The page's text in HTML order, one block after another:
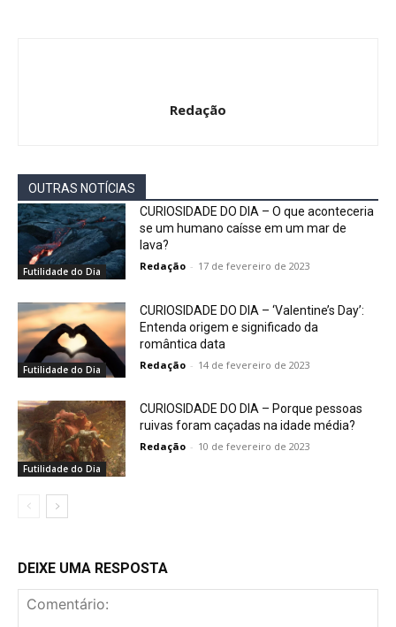
Redação
OUTRAS NOTÍCIAS
Futilidade do Dia
CURIOSIDADE DO DIA – O que aconteceria
se um humano caísse em um mar de
lava?
Redação - 17 de fevereiro de 2023
Futilidade do Dia
CURIOSIDADE DO DIA – ‘Valentine’s Day’:
Entenda origem e significado da
romântica data
Redação - 14 de fevereiro de 2023
Futilidade do Dia
CURIOSIDADE DO DIA – Porque pessoas
ruivas foram caçadas na idade média?
Redação - 10 de fevereiro de 2023
DEIXE UMA RESPOSTA